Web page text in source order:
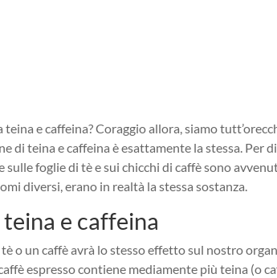
e caffeina? Coraggio allora, siamo
di teina e caffeina è esattamente la stessa.
sulle foglie di tè e sui chicchi di caffè sono
diversi, erano in realtà la stessa sostanza.
e caffeina
o un caffè avrà lo stesso effetto sul nostro
espresso contiene mediamente più teina (o